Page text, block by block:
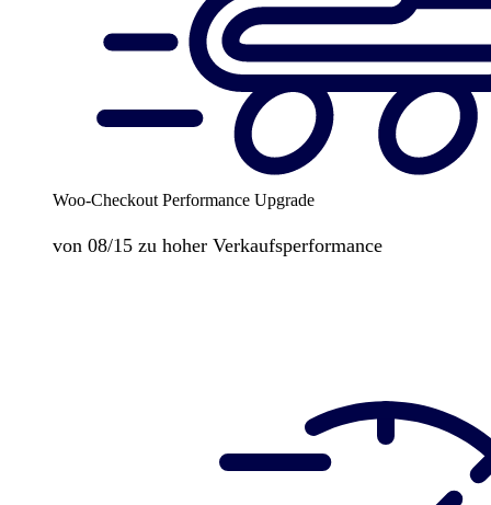
Woo-Checkout Performance Upgrade
von 08/15 zu hoher Verkaufsperformance